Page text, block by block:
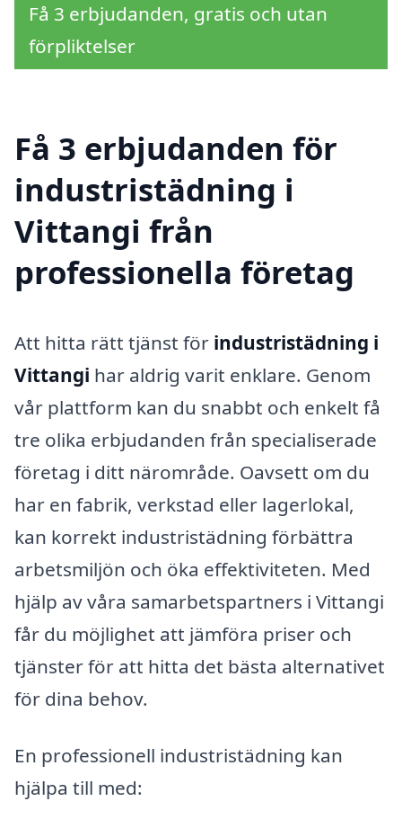
Få 3 erbjudanden, gratis och utan
förpliktelser
Få 3 erbjudanden för
industristädning i
Vittangi från
professionella företag
Att hitta rätt tjänst för industristädning i
Vittangi har aldrig varit enklare. Genom
vår plattform kan du snabbt och enkelt få
tre olika erbjudanden från specialiserade
företag i ditt närområde. Oavsett om du
har en fabrik, verkstad eller lagerlokal,
kan korrekt industristädning förbättra
arbetsmiljön och öka effektiviteten. Med
hjälp av våra samarbetspartners i Vittangi
får du möjlighet att jämföra priser och
tjänster för att hitta det bästa alternativet
för dina behov.
En professionell industristädning kan
hjälpa till med: